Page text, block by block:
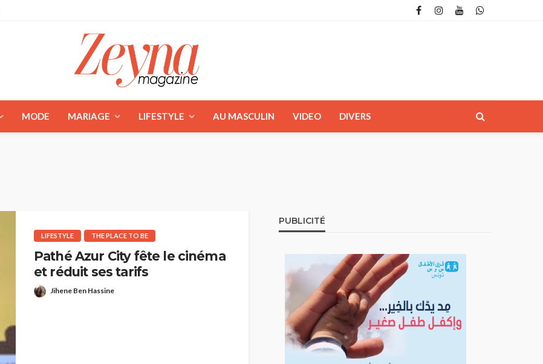
MODE MARIAGE LIFESTYLE AU MASCULIN VIDEO DIVERS
LIFESTYLE THE PLACE TO BE
Pathé Azur City fête le cinéma
et réduit ses tarifs
Jihene Ben Hassine
PUBLICITÉ